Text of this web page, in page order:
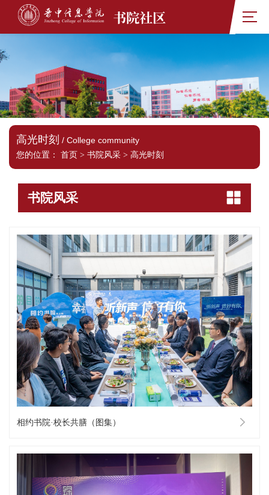
书院社区
高光时刻 / College community
您的位置：
首页 > 书院风采 > 高光时刻
书院风采
相约书院·校长共膳（图集）